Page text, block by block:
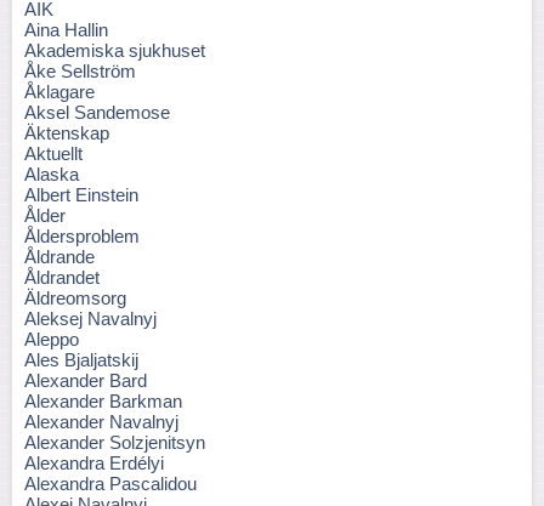
AIK
Aina Hallin
Akademiska sjukhuset
Åke Sellström
Åklagare
Aksel Sandemose
Äktenskap
Aktuellt
Alaska
Albert Einstein
Ålder
Åldersproblem
Åldrande
Åldrandet
Äldreomsorg
Aleksej Navalnyj
Aleppo
Ales Bjaljatskij
Alexander Bard
Alexander Barkman
Alexander Navalnyj
Alexander Solzjenitsyn
Alexandra Erdélyi
Alexandra Pascalidou